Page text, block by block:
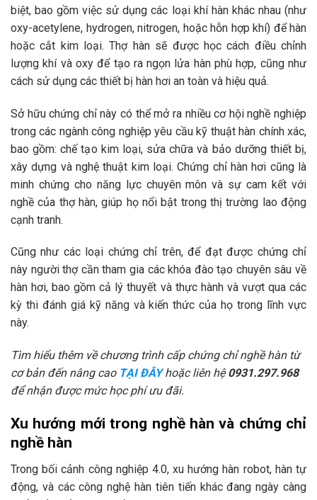
biệt, bao gồm việc sử dụng các loại khí hàn khác nhau (như
oxy-acetylene, hydrogen, nitrogen, hoặc hỗn hợp khí) để hàn
hoặc cắt kim loại. Thợ hàn sẽ được học cách điều chỉnh
lượng khí và oxy để tạo ra ngọn lửa hàn phù hợp, cũng như
cách sử dụng các thiết bị hàn hơi an toàn và hiệu quả.
Sở hữu chứng chỉ này có thể mở ra nhiều cơ hội nghề nghiệp
trong các ngành công nghiệp yêu cầu kỹ thuật hàn chính xác,
bao gồm: chế tạo kim loại, sửa chữa và bảo dưỡng thiết bị,
xây dựng và nghệ thuật kim loại. Chứng chỉ hàn hơi cũng là
minh chứng cho năng lực chuyên môn và sự cam kết với
nghề của thợ hàn, giúp họ nổi bật trong thị trường lao động
cạnh tranh.
Cũng như các loại chứng chỉ trên, để đạt được chứng chỉ
này người thợ cần tham gia các khóa đào tạo chuyên sâu về
hàn hơi, bao gồm cả lý thuyết và thực hành và vượt qua các
kỳ thi đánh giá kỹ năng và kiến thức của họ trong lĩnh vực
này.
Tìm hiểu thêm về chương trình cấp chứng chỉ nghề hàn từ
cơ bản đến nâng cao TẠI ĐÂYhoặc liên hệ0931.297.968
để nhận được mức học phí ưu đãi.
Xu hướng mới trong nghề hàn và chứng chỉ
nghề hàn
Trong bối cảnh công nghiệp 4.0, xu hướng hàn robot, hàn tự
động, và các công nghệ hàn tiên tiến khác đang ngày càng